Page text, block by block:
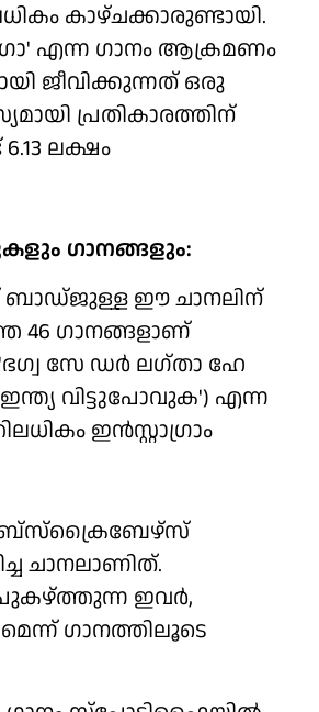
കാഴ്ചക്കാരുണ്ടായി.
എന്ന ഗാനം ആക്രമണം
ജീവിക്കുന്നത് ഒരു
പ്രതികാരത്തിന്
ലക്ഷം
ഗാനങ്ങളും:
ബാഡ്ജുള്ള ഈ ചാനലിന്
46 ഗാനങ്ങളാണ്
സേ ഡര്‍ ലഗ്താ ഹേ
വിട്ടുപോവുക') എന്ന
ഇന്‍സ്റ്റാഗ്രാം
സബ്സ്‌ക്രൈബേഴ്സ്
ചാനലാണിത്.
പുകഴ്ത്തുന്ന ഇവര്‍,
ഗാനത്തിലൂടെ